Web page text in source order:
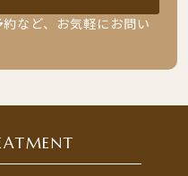
など、お気軽にお問い